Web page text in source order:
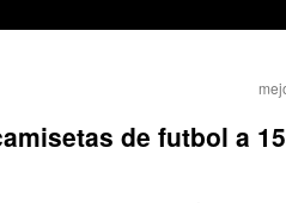
de futbol a